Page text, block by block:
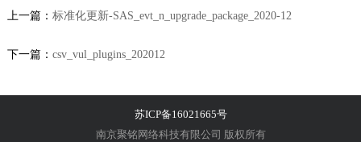
上一篇： 标准化更新-SAS_evt_n_upgrade_package_2020-12
下一篇： csv_vul_plugins_202012
苏ICP备16021665号
南京聚铭网络科技有限公司 版权所有